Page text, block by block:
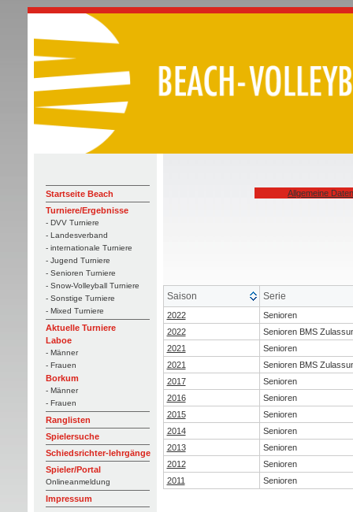
Startseite Beach
Turniere/Ergebnisse
- DVV Turniere
- Landesverband
- internationale Turniere
- Jugend Turniere
- Senioren Turniere
- Snow-Volleyball Turniere
- Sonstige Turniere
- Mixed Turniere
Aktuelle Turniere
Laboe
- Männer
- Frauen
Borkum
- Männer
- Frauen
Ranglisten
Spielersuche
Schiedsrichter-lehrgänge
Spieler/Portal
Onlineanmeldung
Impressum
Allgemeine
Saison Serie
2022
Senioren
2022
Senioren BMS
2021
Senioren
2021
Senioren BMS
2017
Senioren
2016
Senioren
2015
Senioren
2014
Senioren
2013
Senioren
2012
Senioren
2011
Senioren